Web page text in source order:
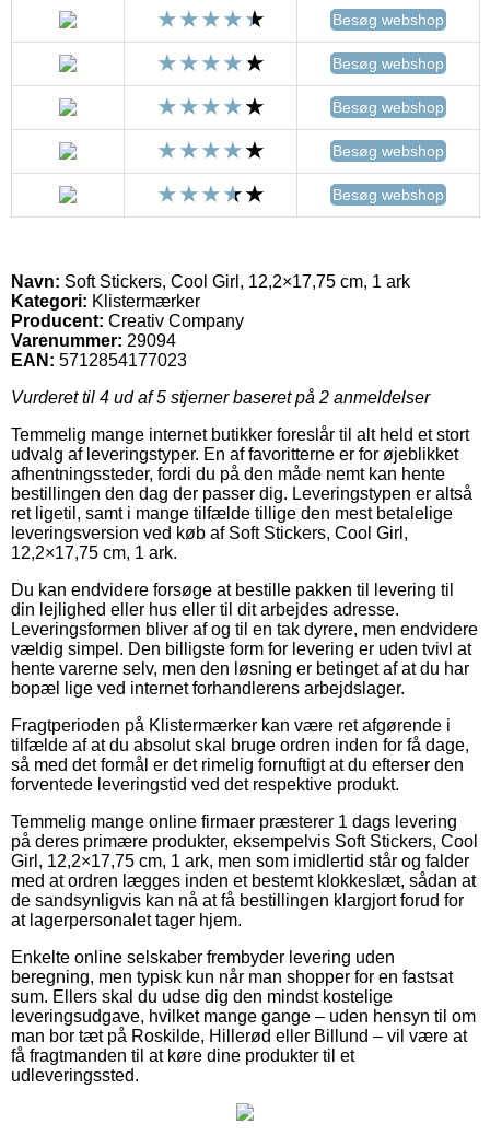
Besøg webshop
Besøg webshop
Besøg webshop
Besøg webshop
Besøg webshop
Navn: Soft Stickers, Cool Girl, 12,2×17,75 cm, 1 ark
Kategori: Klistermærker
Producent: Creativ Company
Varenummer: 29094
EAN: 5712854177023
Vurderet til 4 ud af 5 stjerner baseret på 2 anmeldelser
Temmelig mange internet butikker foreslår til alt held et stort
udvalg af leveringstyper. En af favoritterne er for øjeblikket
afhentningssteder, fordi du på den måde nemt kan hente
bestillingen den dag der passer dig. Leveringstypen er altså
ret ligetil, samt i mange tilfælde tillige den mest betalelige
leveringsversion ved køb af Soft Stickers, Cool Girl,
12,2×17,75 cm, 1 ark.
Du kan endvidere forsøge at bestille pakken til levering til
din lejlighed eller hus eller til dit arbejdes adresse.
Leveringsformen bliver af og til en tak dyrere, men endvidere
vældig simpel. Den billigste form for levering er uden tvivl at
hente varerne selv, men den løsning er betinget af at du har
bopæl lige ved internet forhandlerens arbejdslager.
Fragtperioden på Klistermærker kan være ret afgørende i
tilfælde af at du absolut skal bruge ordren inden for få dage,
så med det formål er det rimelig fornuftigt at du efterser den
forventede leveringstid ved det respektive produkt.
Temmelig mange online firmaer præsterer 1 dags levering
på deres primære produkter, eksempelvis Soft Stickers, Cool
Girl, 12,2×17,75 cm, 1 ark, men som imidlertid står og falder
med at ordren lægges inden et bestemt klokkeslæt, sådan at
de sandsynligvis kan nå at få bestillingen klargjort forud for
at lagerpersonalet tager hjem.
Enkelte online selskaber frembyder levering uden
beregning, men typisk kun når man shopper for en fastsat
sum. Ellers skal du udse dig den mindst kostelige
leveringsudgave, hvilket mange gange – uden hensyn til om
man bor tæt på Roskilde, Hillerød eller Billund – vil være at
få fragtmanden til at køre dine produkter til et
udleveringssted.